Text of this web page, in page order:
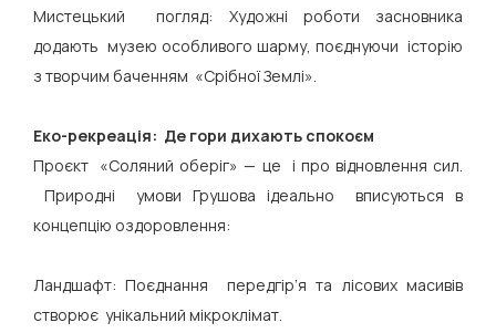
Мистецький погляд: Художні роботи засновника
додають музею особливого шарму, поєднуючи історію
з творчим баченням «Срібної Землі».
Еко-рекреація: Де гори дихають спокоєм
Проєкт «Соляний оберіг» — це і про відновлення сил.
Природні умови Грушова ідеально вписуються в
концепцію оздоровлення:
Ландшафт: Поєднання передгір’я та лісових масивів
створює унікальний мікроклімат.